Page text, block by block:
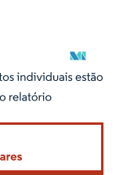
conforme CC BY 4.0.